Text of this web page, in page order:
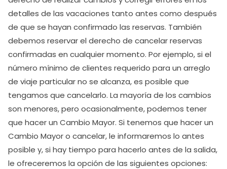
detalles de las vacaciones tanto antes como después
de que se hayan confirmado las reservas. También
debemos reservar el derecho de cancelar reservas
confirmadas en cualquier momento. Por ejemplo, si el
número mínimo de clientes requerido para un arreglo
de viaje particular no se alcanza, es posible que
tengamos que cancelarlo. La mayoría de los cambios
son menores, pero ocasionalmente, podemos tener
que hacer un Cambio Mayor. Si tenemos que hacer un
Cambio Mayor o cancelar, le informaremos lo antes
posible y, si hay tiempo para hacerlo antes de la salida,
le ofreceremos la opción de las siguientes opciones: